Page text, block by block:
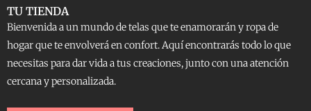
TU TIENDA
Bienvenida a un mundo de telas que te enamorarán y ropa de
hogar que te envolverá en confort. Aquí encontrarás todo lo que
necesitas para dar vida a tus creaciones, junto con una atención
cercana y personalizada.